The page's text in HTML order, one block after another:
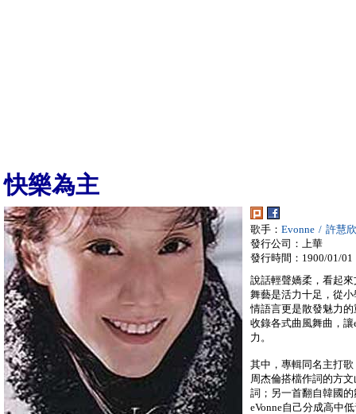
快樂為主
歌手： Evonne / 許慧欣
發行公司：上華
發行時間：1900/01/01
說話輕聲嬌柔，看起
舞藝是活力十足，從
情語言更是散發魅力
收錄各式曲風舞曲，
力。
其中，專輯同名主打
周杰倫搭檔作詞的方
詞；另一首翻自韓國
eVonne自己分成高中